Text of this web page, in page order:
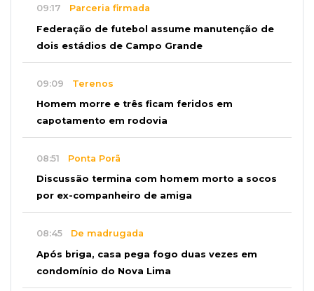
09:17 Parceria firmada
Federação de futebol assume manutenção de
dois estádios de Campo Grande
09:09 Terenos
Homem morre e três ficam feridos em
capotamento em rodovia
08:51 Ponta Porã
Discussão termina com homem morto a socos
por ex-companheiro de amiga
08:45 De madrugada
Após briga, casa pega fogo duas vezes em
condomínio do Nova Lima